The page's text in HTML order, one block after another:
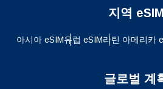
지역 eSIM
아시아 eSIM유럽 ​​eSIM라틴 아메리카
글로벌 계